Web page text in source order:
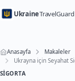
UkraineTravelGuard
Anasayfa
Makaleler
SIGORTA